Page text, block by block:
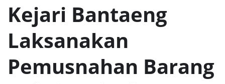
Kejari Bantaeng
Laksanakan
Pemusnahan Barang